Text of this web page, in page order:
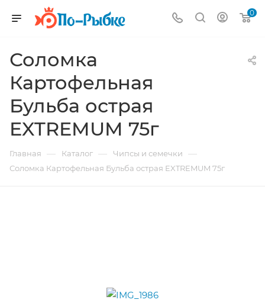
0
Соломка
Картофельная
Бульба острая
EXTREMUM 75г
Главная — Каталог — Чипсы и семечки —
Соломка Картофельная Бульба острая EXTREMUM 75г